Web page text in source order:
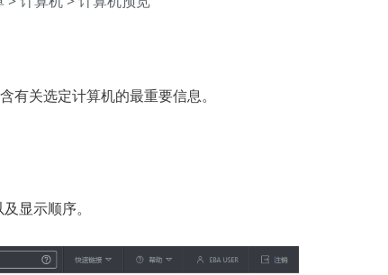
有关选定计算机的最重要信息。
显示顺序。